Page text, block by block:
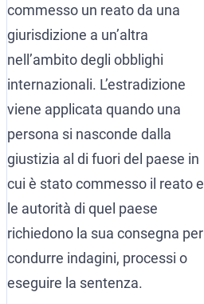
commesso un reato da una
giurisdizione a un’altra
nell’ambito degli obblighi
internazionali. L’estradizione
viene applicata quando una
persona si nasconde dalla
giustizia al di fuori del paese in
cui è stato commesso il reato e
le autorità di quel paese
richiedono la sua consegna per
condurre indagini, processi o
eseguire la sentenza.